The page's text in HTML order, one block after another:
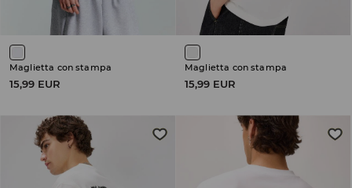
Maglietta con stampa
15,99 EUR
Maglietta con stampa
15,99 EUR